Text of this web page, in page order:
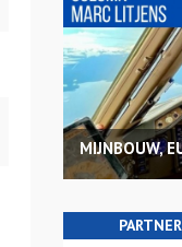
MIJNBOUW,